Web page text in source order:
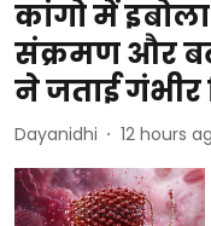
कांगो में
संक्रमण और
ने जताई गंभीर
Dayanidhi 12 hours